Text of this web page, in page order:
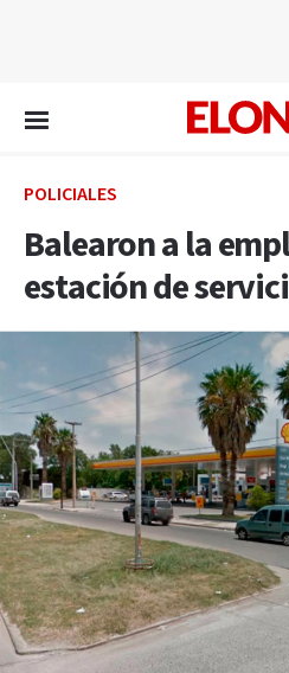
POLICIALES
Balearon a la
estación de